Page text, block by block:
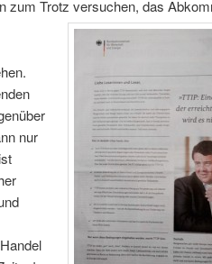
zum Trotz versuchen, das
nur